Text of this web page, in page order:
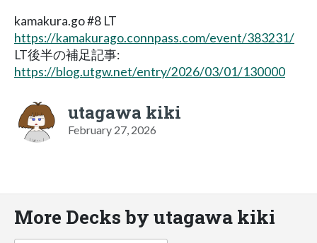
kamakura.go #8 LT
https://kamakurago.connpass.com/event/383231/
LT後半の補足記事:
https://blog.utgw.net/entry/2026/03/01/130000
utagawa kiki
February 27, 2026
More Decks by utagawa kiki